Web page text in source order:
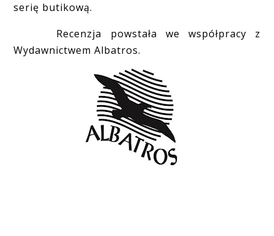
serię butikową.
Recenzja powstała we współpracy z
Wydawnictwem Albatros.